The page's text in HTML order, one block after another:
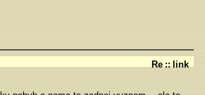
Re :: link